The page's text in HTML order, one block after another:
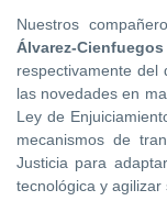
Nuestros
Álvarez-
respectivamente del
las novedades en
Ley de
mecanismos de
Justicia para
tecnológica y agilizar